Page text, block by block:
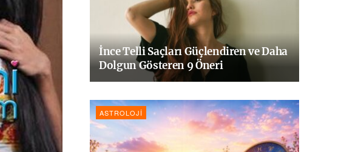
İnce Telli Saçları Güçlendiren ve Daha
Dolgun Gösteren 9 Öneri
ASTROLOJI